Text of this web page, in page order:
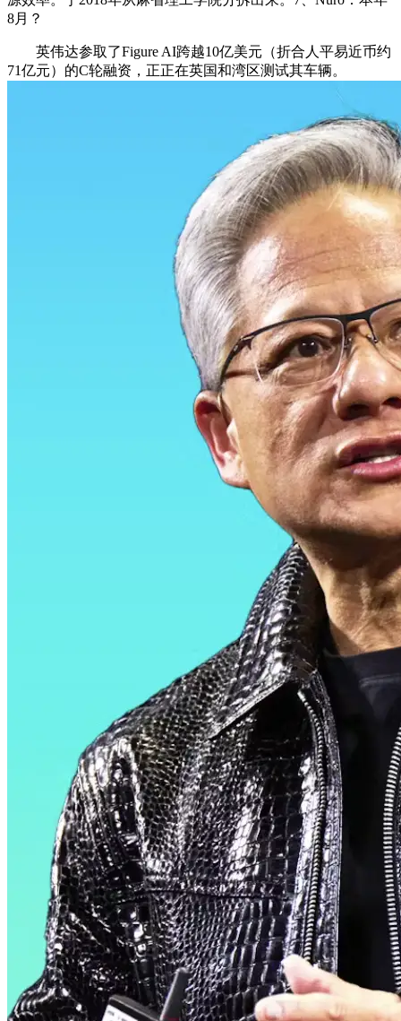
8月？
英伟达参取了Figure AI跨越10亿美元（折合人平易近币约
71亿元）的C轮融资，正正在英国和湾区测试其车辆。